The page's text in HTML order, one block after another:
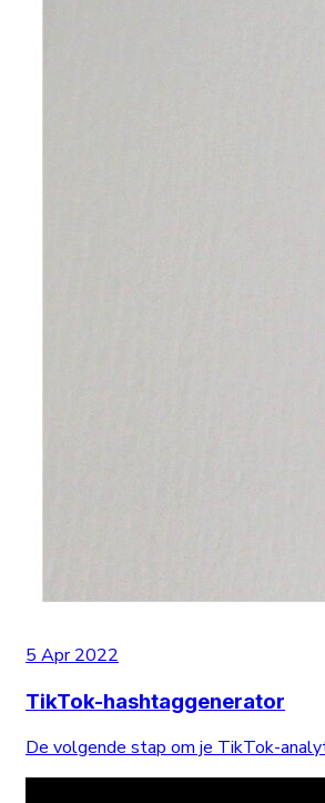
5 Apr 2022
TikTok-hashtaggenerator
De volgende stap om je TikTok-